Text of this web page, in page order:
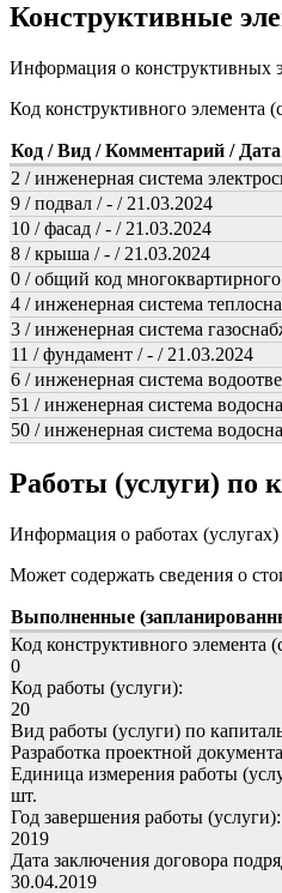
Конструктивные
Информация о конструктивных
Код конструктивного элемента
Код / Вид / Комментарий / Дата
2 / инженерная система
9 / подвал / - / 21.03.2024
10 / фасад / - / 21.03.2024
8 / крыша / - / 21.03.2024
0 / общий код
4 / инженерная система
3 / инженерная система
11 / фундамент / - / 21.03.2024
6 / инженерная система
51 / инженерная система
50 / инженерная система
Работы (услуги) по
Информация о работах
Может содержать сведения о
Выполненные
Код конструктивного элемента
0
Код работы (услуги):
20
Вид работы (услуги) по
Разработка проектной
Единица измерения работы
шт.
Год завершения работы (услуги):
2019
Дата заключения договора
30.04.2019